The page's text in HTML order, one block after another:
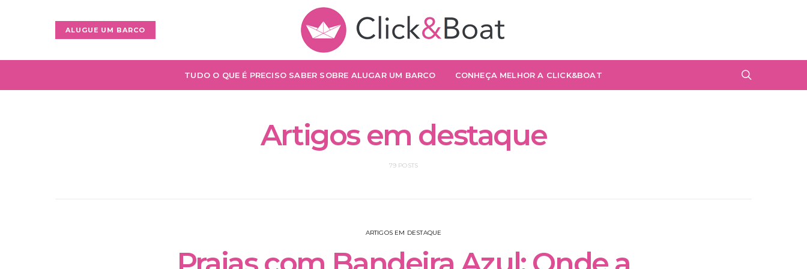
ALUGUE UM BARCO
TUDO O QUE É PRECISO SABER SOBRE ALUGAR UM BARCO CONHEÇA MELHOR A CLICK&BOAT
Artigos em destaque
79 POSTS
ARTIGOS EM DESTAQUE